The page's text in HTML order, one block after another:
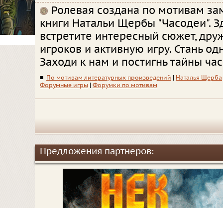
Ролевая создана по мотивам
книги Натальи Щербы "Часодеи".
встретите интересный сюжет,
игроков и активную игру. Стань
Заходи к нам и постигнь тайны
■ По мотивам литературных произведений Наталья Щерба
Форумные игры
Форумки по мотивам
Предложения партнеров: